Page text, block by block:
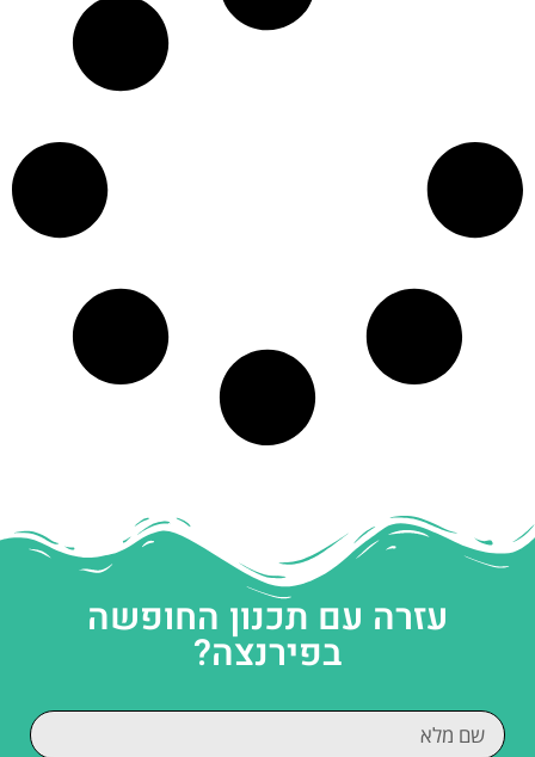
עזרה עם תכנון החופשה
בפירנצה?